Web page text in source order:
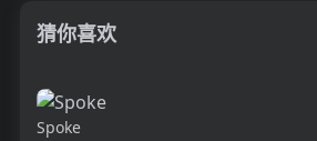
猜你喜欢
Spoke